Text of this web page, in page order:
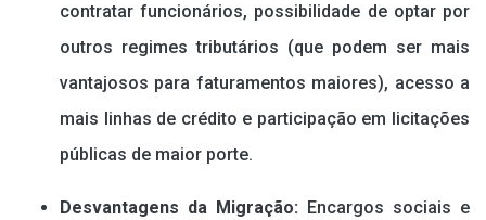
contratar funcionários, possibilidade de optar por
outros regimes tributários (que podem ser mais
vantajosos para faturamentos maiores), acesso a
mais linhas de crédito e participação em licitações
públicas de maior porte.
Desvantagens da Migração: Encargos sociais e